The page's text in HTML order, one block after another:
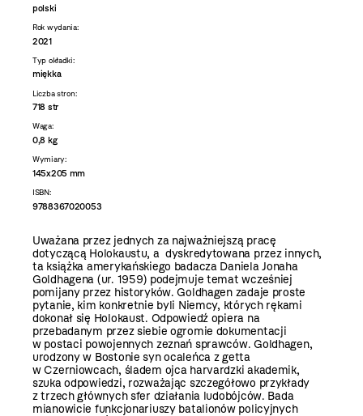
polski
Rok wydania:
2021
Typ okładki:
miękka
Liczba stron:
718 str
Waga:
0,8 kg
Wymiary:
145x205 mm
ISBN:
9788367020053
Uważana przez jednych za najważniejszą pracę
dotyczącą Holokaustu, a dyskredytowana przez innych,
ta książka amerykańskiego badacza Daniela Jonaha
Goldhagena (ur. 1959) podejmuje temat wcześniej
pomijany przez historyków. Goldhagen zadaje proste
pytanie, kim konkretnie byli Niemcy, których rękami
dokonał się Holokaust. Odpowiedź opiera na
przebadanym przez siebie ogromie dokumentacji
w postaci powojennych zeznań sprawców. Goldhagen,
urodzony w Bostonie syn ocaleńca z getta
w Czerniowcach, śladem ojca harvardzki akademik,
szuka odpowiedzi, rozważając szczegółowo przykłady
z trzech głównych sfer działania ludobójców. Bada
mianowicie funkcjonariuszy batalionów policyjnych